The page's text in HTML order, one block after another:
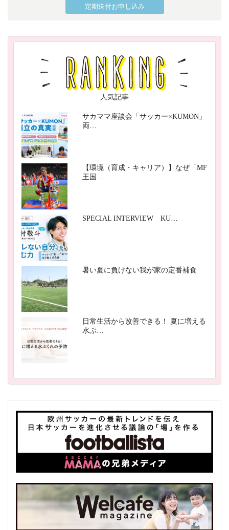
定期送付お申し込み
人気記事
サカママ座談会「サッカー×KUMON」
両…
【環境（育成・キャリア）】なぜ「MF
王国…
SPECIAL INTERVIEW KU…
暑い夏に負けない我が家の定番補食
日常生活から改善できる！ 夏に増える
水ぶ…